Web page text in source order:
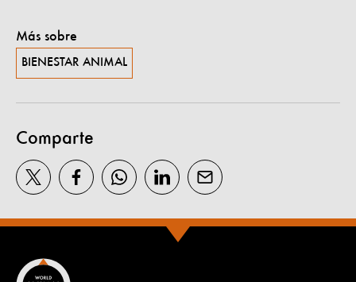
Más sobre
BIENESTAR ANIMAL
Comparte